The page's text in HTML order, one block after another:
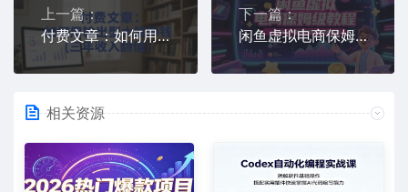
上一篇：
付费文章：如何用输出型大脑挣钱(三年收入翻倍)
下一篇：
闲鱼虚拟电商保姆级教程，一鱼多吃，能卖资料能打粉能做拉新
相关资源